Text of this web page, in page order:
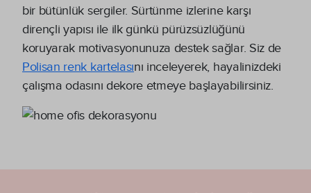
bir bütünlük sergiler. Sürtünme izlerine karşı
dirençli yapısı ile ilk günkü pürüzsüzlüğünü
koruyarak motivasyonunuza destek sağlar. Siz de
Polisan renk kartelasını inceleyerek, hayalinizdeki
çalışma odasını dekore etmeye başlayabilirsiniz.